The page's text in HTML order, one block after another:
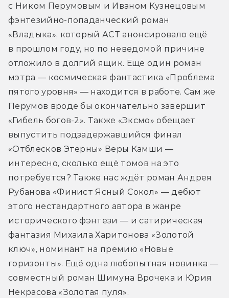
с Ником Перумовым и Иваном Кузнецовым
фэнтезийно-попаданческий роман
«Владыка», который АСТ анонсировало ещё
в прошлом году, но по неведомой причине
отложило в долгий ящик. Ещё один роман
мэтра — космическая фантастика «Проблема
пятого уровня» — находится в работе. Сам же
Перумов вроде бы окончательно завершит
«Гибель богов-2». Также «Эксмо» обещает
выпустить подзадержавшийся финал
«Отблесков Этерны» Веры Камши —
интересно, сколько ещё томов на это
потребуется? Также нас ждёт роман Андрея
Рубанова «Финист Ясный Сокол» — дебют
этого нестандартного автора в жанре
исторического фэнтези — и сатирическая
фантазия Михаила Харитонова «Золотой
ключ», номинант на премию «Новые
горизонты». Ещё одна любопытная новинка —
совместный роман Шимуна Врочека и Юрия
Некрасова «Золотая пуля».